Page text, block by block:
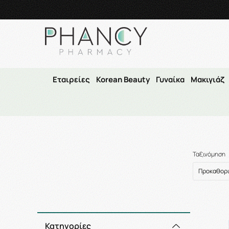
Τηλεφωνικές
Εταιρείες Korean Beauty Γυναίκα Μακιγιάζ
Ταξινόμηση
Κατηγορίες